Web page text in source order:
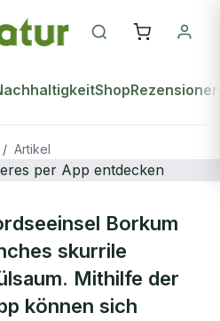
ShopRezensionen
/ Artikel
Meeres per
Borkum
skurrile
Mithilfe der
können sich